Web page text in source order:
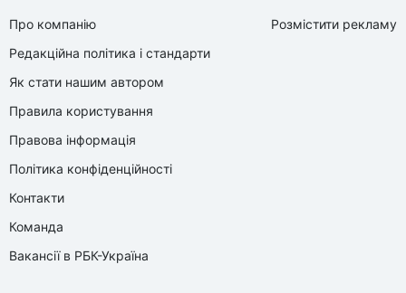
Про компанію
Редакційна політика і стандарти
Як стати нашим автором
Правила користування
Правова інформація
Політика конфіденційності
Контакти
Команда
Вакансії в РБК-Україна
Розмістити рекламу